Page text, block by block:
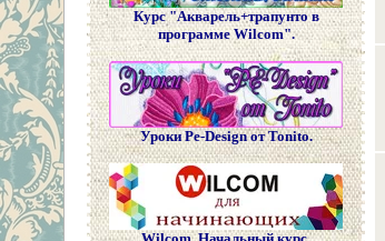
Курс "Акварель+трапунто в
программе Wilcom".
Уроки Pe-Design от Tonito.